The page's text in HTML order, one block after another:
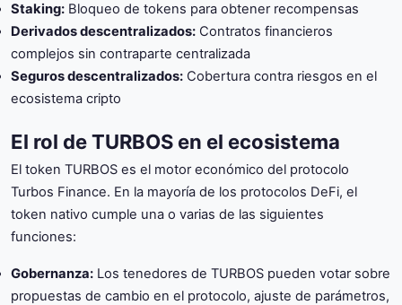
Staking: Bloqueo de tokens para obtener recompensas
Derivados descentralizados: Contratos financieros
complejos sin contraparte centralizada
Seguros descentralizados: Cobertura contra riesgos en el
ecosistema cripto
El rol de TURBOS en el ecosistema
El token TURBOS es el motor económico del protocolo
Turbos Finance. En la mayoría de los protocolos DeFi, el
token nativo cumple una o varias de las siguientes
funciones:
Gobernanza: Los tenedores de TURBOS pueden votar sobre
propuestas de cambio en el protocolo, ajuste de parámetros,